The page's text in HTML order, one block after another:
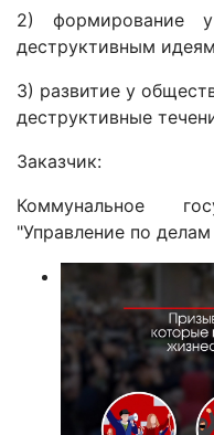
2) формирование
деструктивным
3) развитие у
деструктивные
Заказчик:
Коммунальное
"Управление по